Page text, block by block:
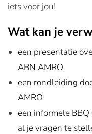
iets voor jou!
Wat kan je
een presentatie
ABN AMRO
een rondleiding
AMRO
een informele
al je vragen te